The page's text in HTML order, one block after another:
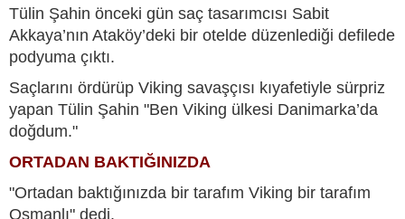
Tülin Şahin önceki gün saç tasarımcısı Sabit
Akkaya’nın Ataköy’deki bir otelde düzenlediği defilede
podyuma çıktı.
Saçlarını ördürüp Viking savaşçısı kıyafetiyle sürpriz
yapan Tülin Şahin "Ben Viking ülkesi Danimarka’da
doğdum."
ORTADAN BAKTIĞINIZDA
"Ortadan baktığınızda bir tarafım Viking bir tarafım
Osmanlı" dedi.